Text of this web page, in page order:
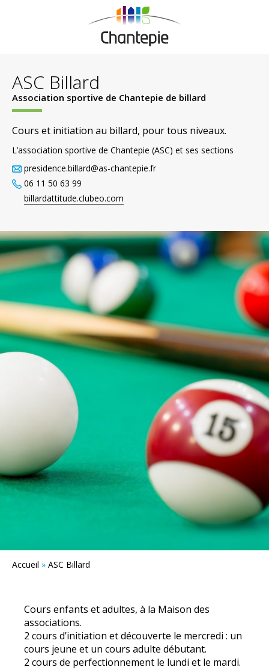
ASC Billard
Association sportive de Chantepie de billard
Cours et initiation au billard, pour tous niveaux.
L’association sportive de Chantepie (ASC) et ses sections
presidence.billard@as-chantepie.fr
06 11 50 63 99
billardattitude.clubeo.com
Accueil » ASC Billard
Cours enfants et adultes, à la Maison des
associations.
2 cours d’initiation et découverte le mercredi : un
cours jeune et un cours adulte débutant.
2 cours de perfectionnement le lundi et le mardi.